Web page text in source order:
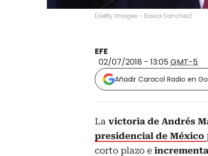
(Getty Images - Eloisa Sanchez)
EFE
02/07/2018 - 13:05GMT-5
Añadir Caracol Radio en
La victoria de Andrés
presidencial de México
corto plazo e